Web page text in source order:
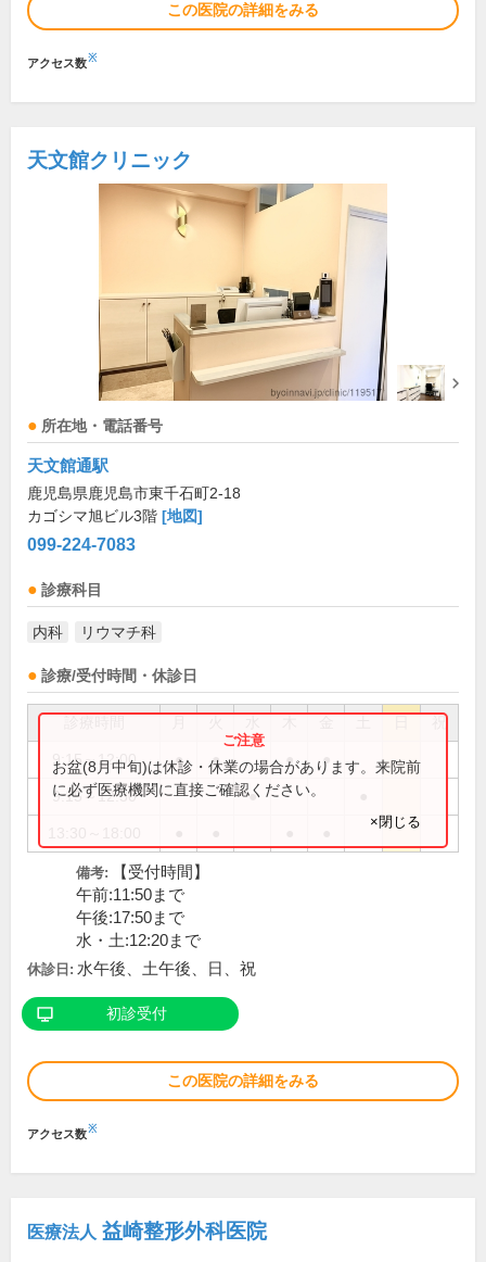
この医院の詳細をみる
アクセス数※
天文館クリニック
所在地・電話番号
天文館通駅
鹿児島県鹿児島市東千石町2-18
カゴシマ旭ビル3階 [地図]
099-224-7083
診療科目
内科 リウマチ科
診療/受付時間・休診日
祝
9:15～12:00 ● ● ● ●
9:15～12:30 ●
お盆(8月中旬)は休診・休業の場合があります。来院前
に必ず医療機関に直接ご確認ください。
×閉じる
備考:
【受付時間】
午前:11:50まで
午後:17:50まで
水・土:12:20まで
休診日: 水午後、土午後、日、祝
初診受付
この医院の詳細をみる
アクセス数※
医療法人 益崎整形外科医院